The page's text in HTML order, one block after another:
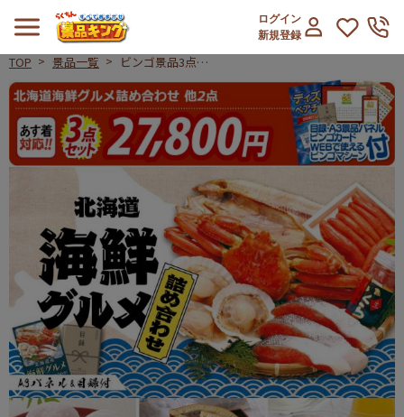
ログイン
新規登録
TOP 景品一覧
ビンゴ景品3点セ
ット【北海道海鮮
グルメ詰め合わ
せ/選べるスイー
ツセット 他】A3
パネル・目録付き
<送料無料>
ビンゴ景品3点セット【北海道海